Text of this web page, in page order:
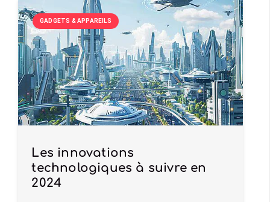
GADGETS & APPAREILS
Les innovations
technologiques à suivre en
2024